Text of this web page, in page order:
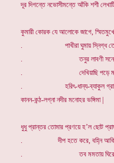
দূর দিগন্তে নভোসীমন্তে আঁকি শশী
কুমারী কোরক যে আলোকে জাগে,
. পাখীরা ঘুমায় স্নিগ্ধ
. তনুর লাবণী
. দেখিয়াছি পড়ে
. হরিৎ-ধান্য-ব্যাকুল
কানন-কন্ঠ-লগ্না নদীর মনোহর ভঙ্গিমা |
ধুধু প্রান্তর তোমার প্রণয়ে হ’ল ছোট
. দীপ হতে করে, বহ্নি
. তব মমতায়